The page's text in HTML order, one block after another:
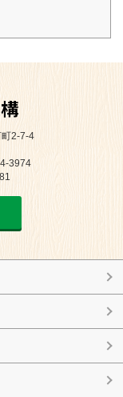
2-7-4
3974